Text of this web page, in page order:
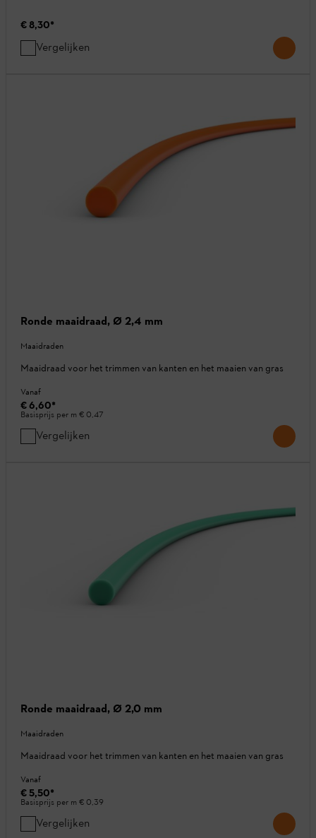
€ 8,30*
Vergelijken
Ronde maaidraad, Ø 2,4 mm
Maaidraden
Maaidraad voor het trimmen van kanten en het maaien van gras
Vanaf
€ 6,60*
Basisprijs per m € 0,47
Vergelijken
Ronde maaidraad, Ø 2,0 mm
Maaidraden
Maaidraad voor het trimmen van kanten en het maaien van gras
Vanaf
€ 5,50*
Basisprijs per m € 0,39
Vergelijken